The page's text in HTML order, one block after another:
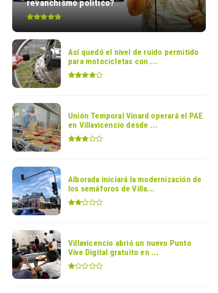
revanchismo político?
Así quedó el nivel de ruido permitido
para motocicletas con ...
Unión Temporal Vinard operará el PAE
en Villavicencio desde ...
Alborada iniciará la modernización de
los semáforos de Villa...
Villavicencio abrió un nuevo Punto
Vive Digital gratuito en ...